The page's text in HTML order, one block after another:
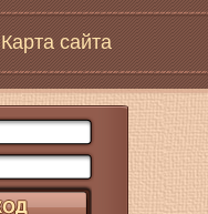
Карта сайта